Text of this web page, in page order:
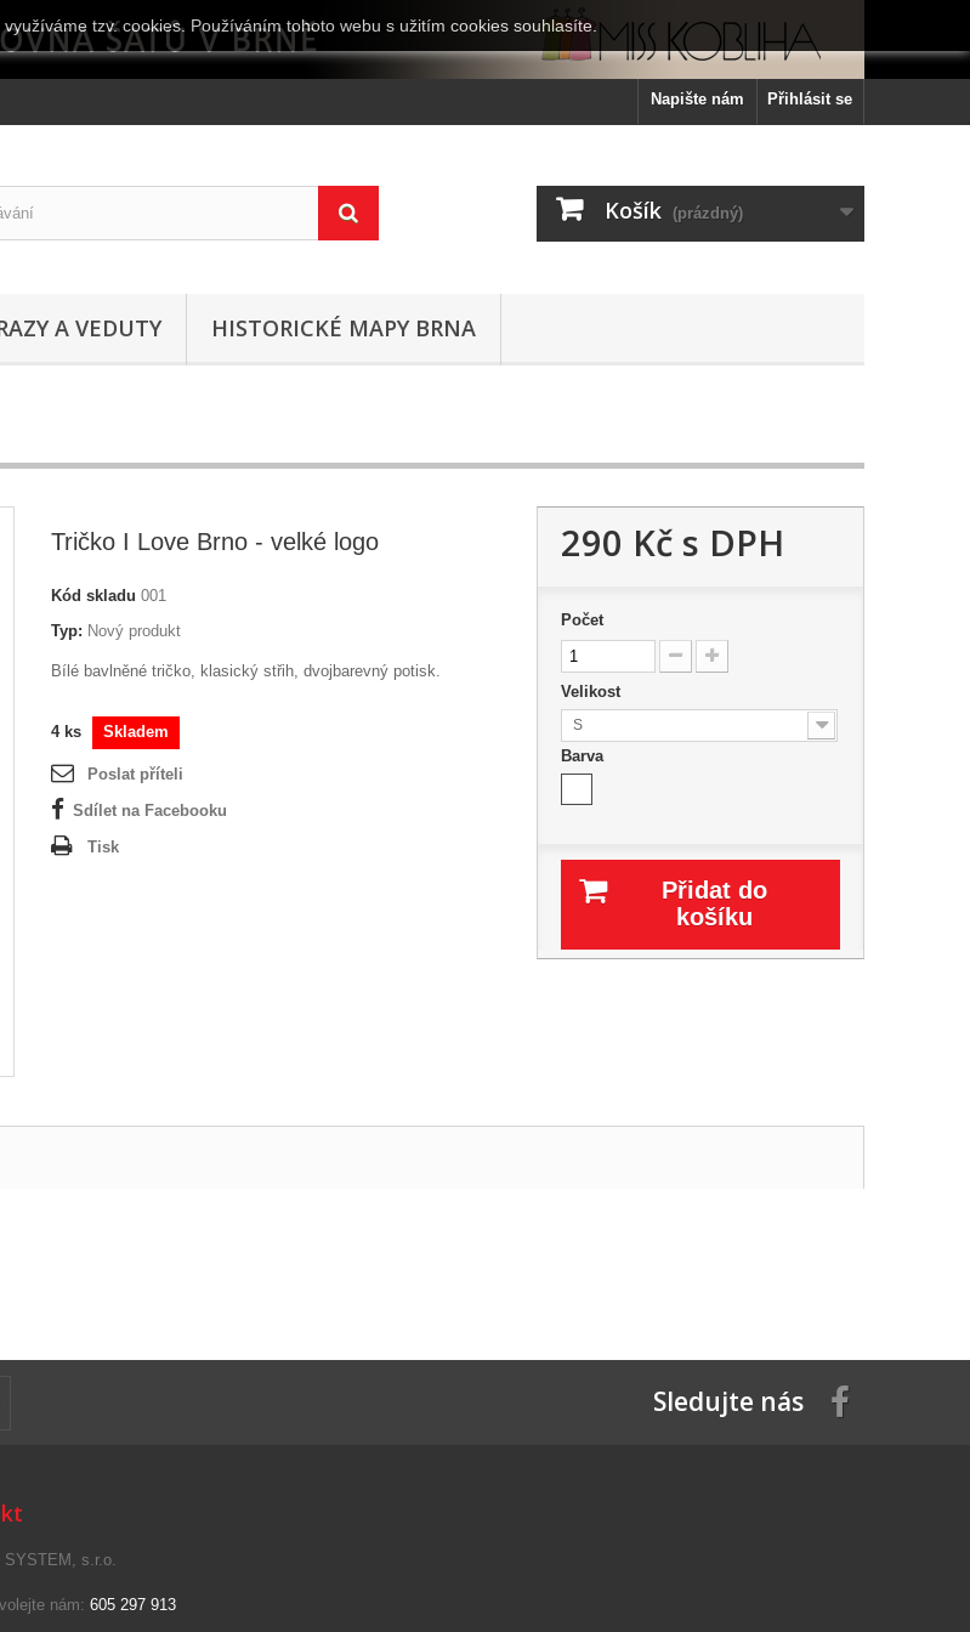
Přihlásit se
Napište nám
Košík (prázdný)
A VEDUTY HISTORICKÉ MAPY BRNA
Tričko I Love Brno - velké logo
Kód skladu 001
Typ: Nový produkt
Bílé bavlněné tričko, klasický střih, dvojbarevný potisk.
4 ks Skladem
Poslat příteli
Sdílet na Facebooku
Tisk
290 Kčs DPH
Počet
Velikost
S
Barva
Přidat do
košíku
Sledujte nás
SYSTEM, s.r.o.
nám: 605 297 913
tzv. cookies. Používáním tohoto webu s užitím cookies souhlasíte.